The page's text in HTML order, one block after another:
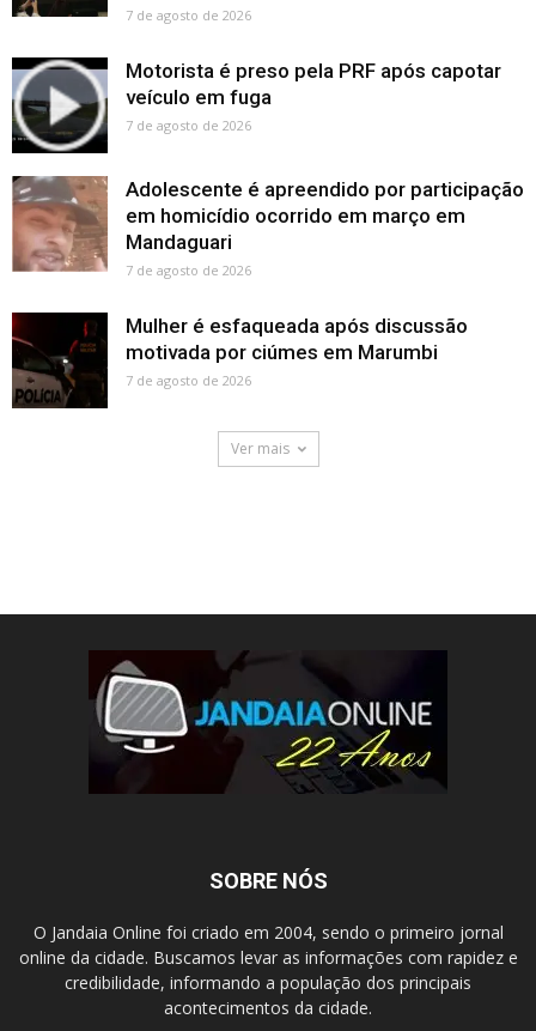
7 de agosto de 2026
Motorista é preso pela PRF após capotar
veículo em fuga
7 de agosto de 2026
Adolescente é apreendido por participação
em homicídio ocorrido em março em
Mandaguari
7 de agosto de 2026
Mulher é esfaqueada após discussão
motivada por ciúmes em Marumbi
7 de agosto de 2026
Ver mais
SOBRE NÓS
O Jandaia Online foi criado em 2004, sendo o primeiro jornal
online da cidade. Buscamos levar as informações com rapidez e
credibilidade, informando a população dos principais
acontecimentos da cidade.